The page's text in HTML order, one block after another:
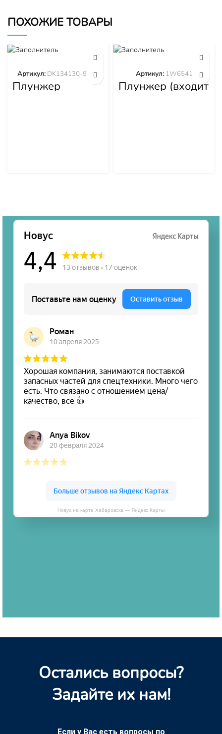
ПОХОЖИЕ ТОВАРЫ
Плунжер
DK134130-9320
Артикул: DK134130-9320
Плунжер (входит
в 1W6539)
Артикул: 1W6541
Новус на карте Хабаровска — Яндекс Карты
Остались вопросы?
Задайте их нам!
Если у Вас есть вопросы по